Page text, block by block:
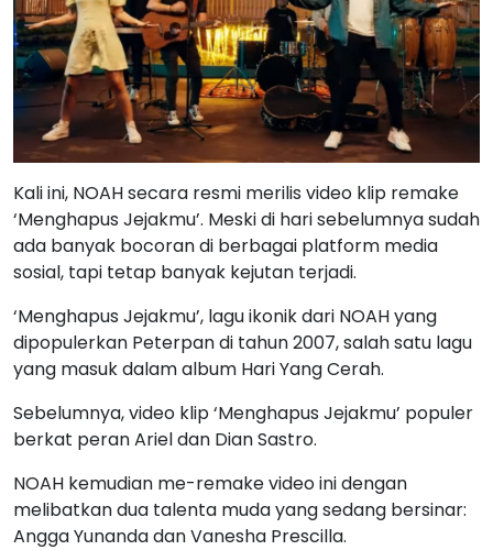
Kali ini, NOAH secara resmi merilis video klip remake
‘Menghapus Jejakmu’. Meski di hari sebelumnya sudah
ada banyak bocoran di berbagai platform media
sosial, tapi tetap banyak kejutan terjadi.
‘Menghapus Jejakmu’, lagu ikonik dari NOAH yang
dipopulerkan Peterpan di tahun 2007, salah satu lagu
yang masuk dalam album Hari Yang Cerah.
Sebelumnya, video klip ‘Menghapus Jejakmu’ populer
berkat peran Ariel dan Dian Sastro.
NOAH kemudian me-remake video ini dengan
melibatkan dua talenta muda yang sedang bersinar:
Angga Yunanda dan Vanesha Prescilla.